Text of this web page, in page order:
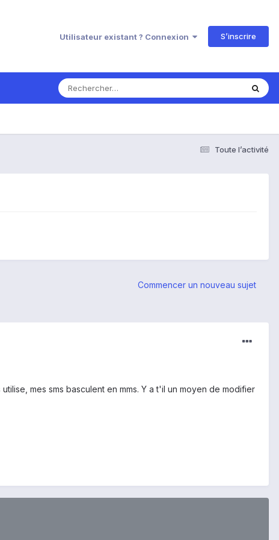
Utilisateur existant ? Connexion S’inscrire
Toute l’activité
Commencer un nouveau sujet
mes sms basculent en mms. Y a t'il un moyen de modifier